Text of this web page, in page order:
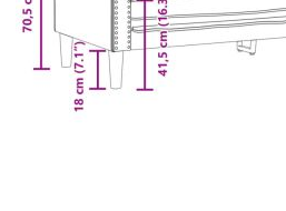
Дълбочина на
Височина на седалката
Височина на
см